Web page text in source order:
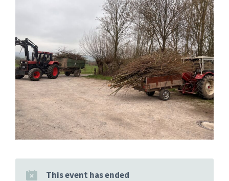
This event has ended